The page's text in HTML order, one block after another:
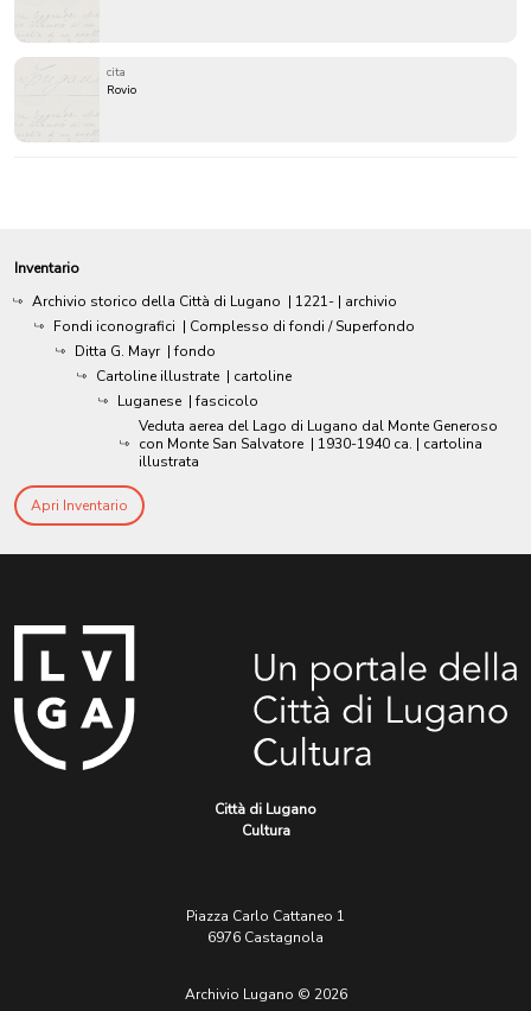
cita
Rovio
Inventario
Archivio storico della Città di Lugano | 1221- | archivio
Fondi iconografici | Complesso di fondi / Superfondo
Ditta G. Mayr | fondo
Cartoline illustrate | cartoline
Luganese | fascicolo
Veduta aerea del Lago di Lugano dal Monte Generoso
con Monte San Salvatore | 1930-1940 ca. | cartolina
illustrata
Apri Inventario
Città di Lugano
Cultura
Piazza Carlo Cattaneo 1
6976 Castagnola
Archivio Lugano © 2026